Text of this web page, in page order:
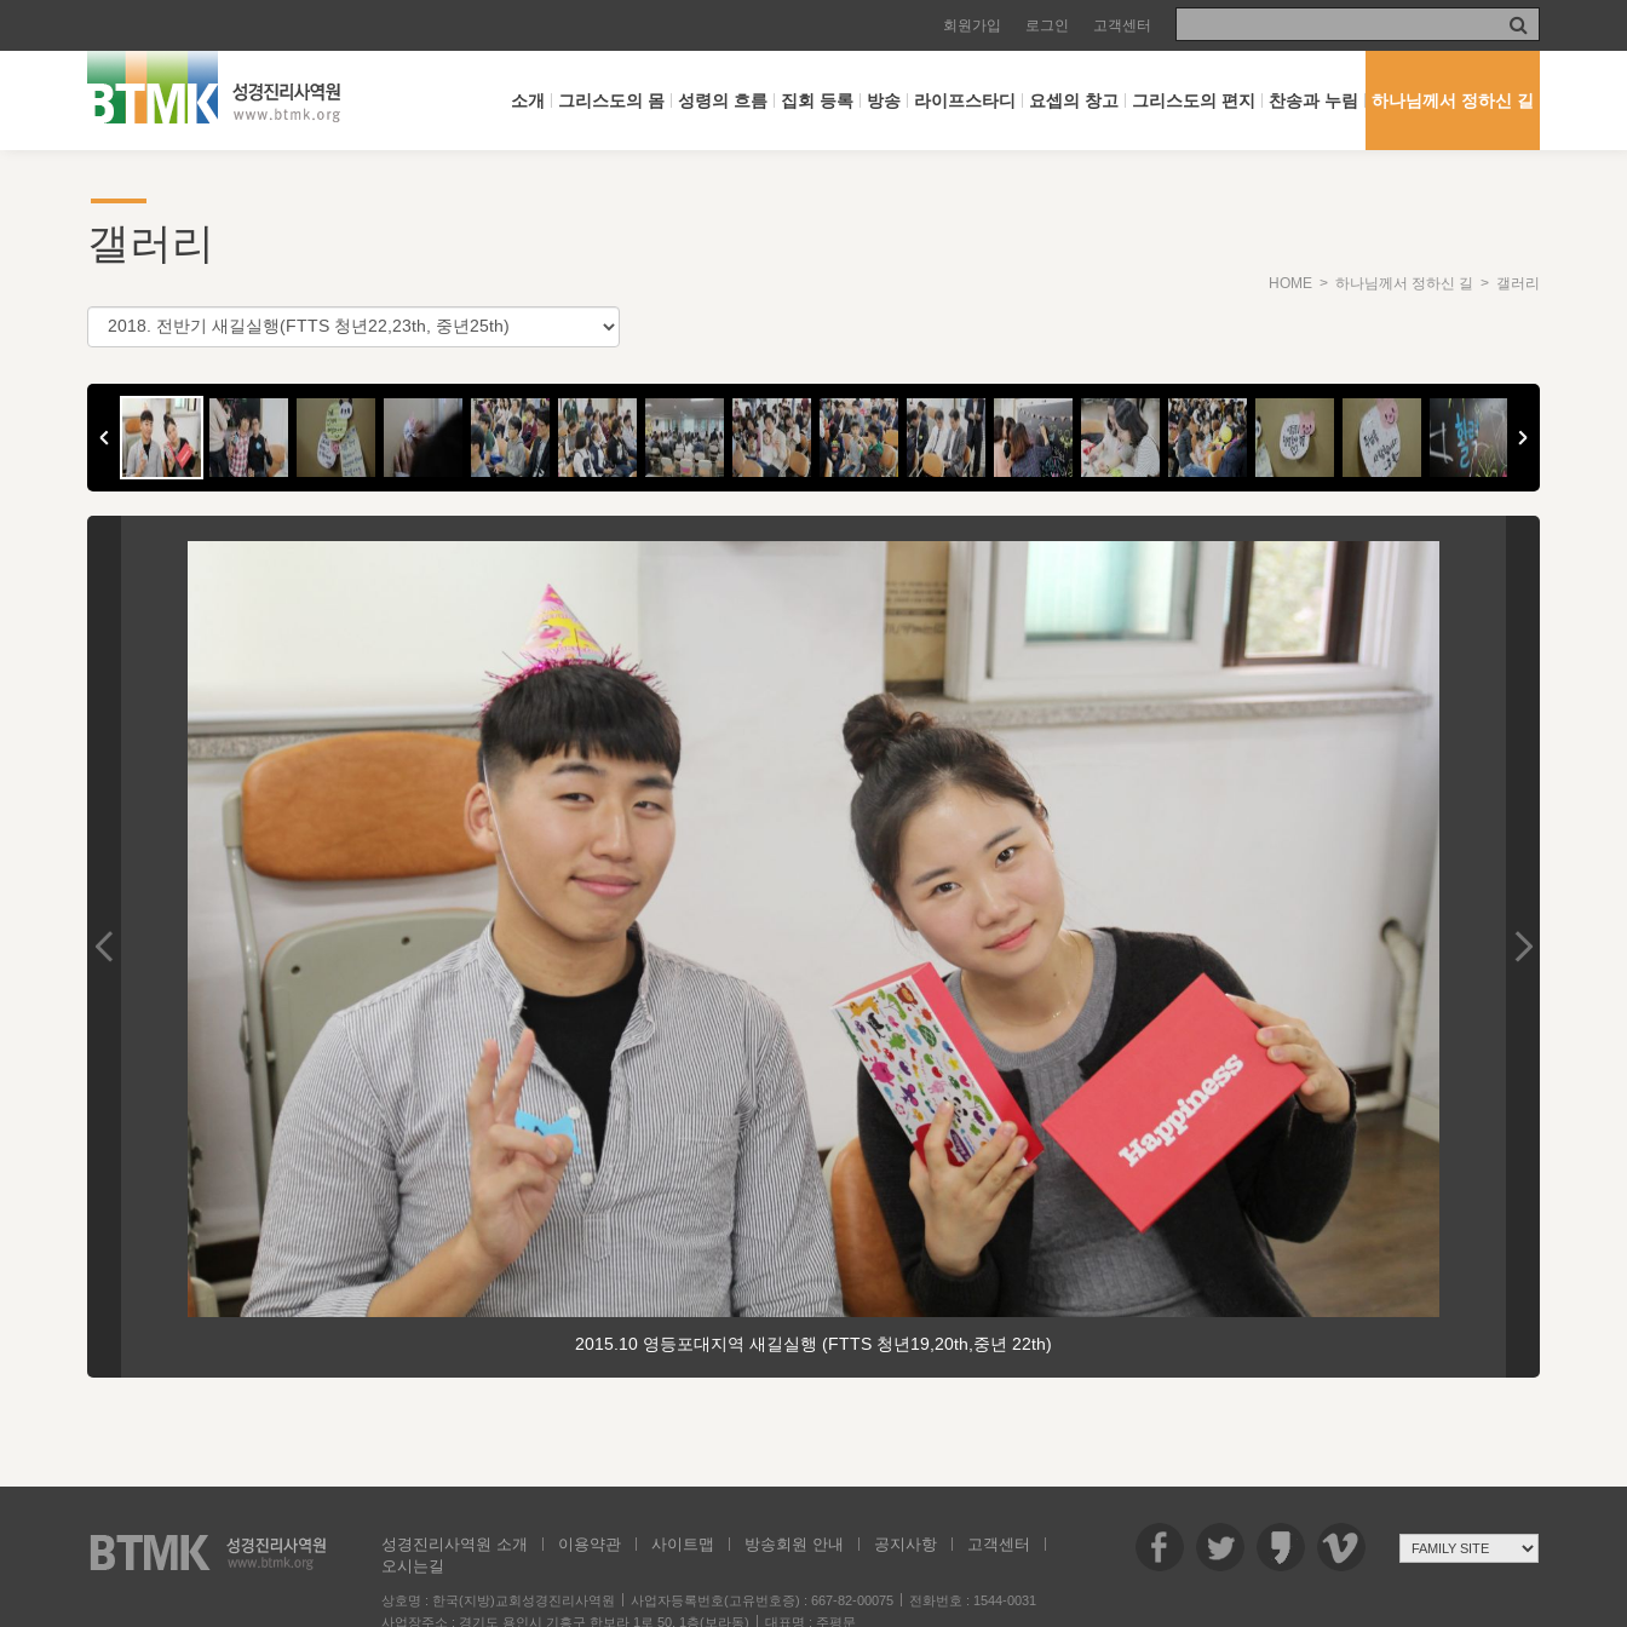
회원가입 로그인 고객센터
소개 그리스도의 몸 성령의 흐름 집회 등록 방송 라이프스타디 요셉의 창고 그리스도의 편지 찬송과 누림 하나님께서 정하신 길
갤러리
HOME > 하나님께서 정하신 길 > 갤러리
2015.10 영등포대지역 새길실행 (FTTS 청년19,20th,중년 22th)
성경진리사역원 소개 이용약관 사이트맵 방송회원 안내 공지사항
고객센터
오시는길
상호명 : 한국(지방)교회성경진리사역원 사업자등록번호(고유번호증) : 667-82-00075
전화번호 : 1544-0031
사업장주소 : 경기도 용인시 기흥구 한보라 1로 50, 1층(보라동)
대표명 : 주평문